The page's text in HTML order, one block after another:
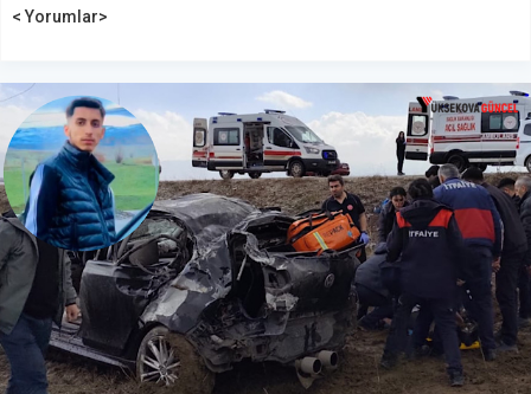
< Yorumlar>